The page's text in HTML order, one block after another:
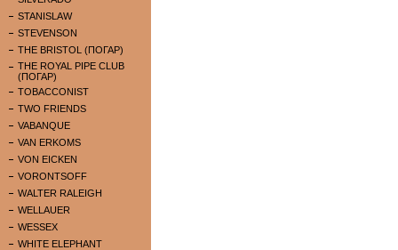
STANISLAW
STEVENSON
THE BRISTOL (ПОГАР)
THE ROYAL PIPE CLUB
(ПОГАР)
TOBACCONIST
TWO FRIENDS
VABANQUE
VAN ERKOMS
VON EICKEN
VORONTSOFF
WALTER RALEIGH
WELLAUER
WESSEX
WHITE ELEPHANT